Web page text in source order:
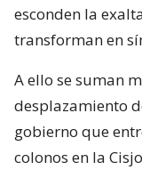
esconden la
transforman en
A ello se suman
desplazamiento
gobierno que
colonos en la